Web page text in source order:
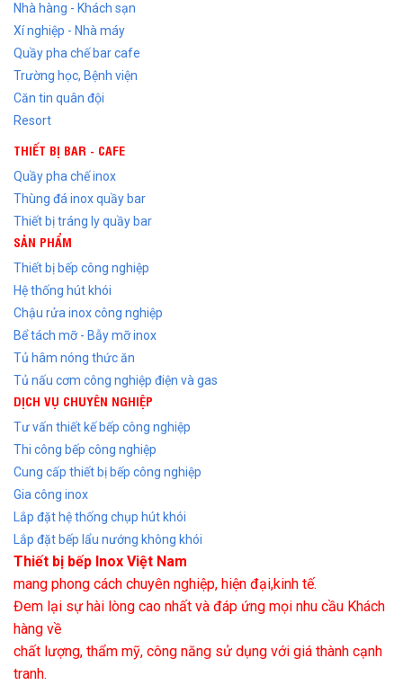
Nhà hàng - Khách sạn
Xí nghiệp - Nhà máy
Quầy pha chế bar cafe
Trường học, Bệnh viện
Căn tin quân đội
Resort
THIẾT BỊ BAR - CAFE
Quầy pha chế inox
Thùng đá inox quầy bar
Thiết bị tráng ly quầy bar
SẢN PHẨM
Thiết bị bếp công nghiệp
Hệ thống hút khói
Chậu rửa inox công nghiệp
Bể tách mỡ - Bẫy mỡ inox
Tủ hâm nóng thức ăn
Tủ nấu cơm công nghiệp điện và gas
DỊCH VỤ CHUYÊN NGHIỆP
Tư vấn thiết kế bếp công nghiệp
Thi công bếp công nghiệp
Cung cấp thiết bị bếp công nghiệp
Gia công inox
Lắp đặt hệ thống chụp hút khói
Lắp đặt bếp lẩu nướng không khói
Thiết bị bếp Inox Việt Nam
mang phong cách chuyên nghiệp, hiện đại,kinh tế.
Đem lại sự hài lòng cao nhất và đáp ứng mọi nhu cầu Khách
hàng về
chất lượng, thẩm mỹ, công năng sử dụng với giá thành cạnh
tranh.